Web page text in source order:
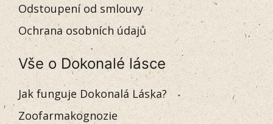
Odstoupení od smlouvy
Ochrana osobních údajů
Vše o Dokonalé lásce
Jak funguje Dokonalá Láska?
Zoofarmakognozie